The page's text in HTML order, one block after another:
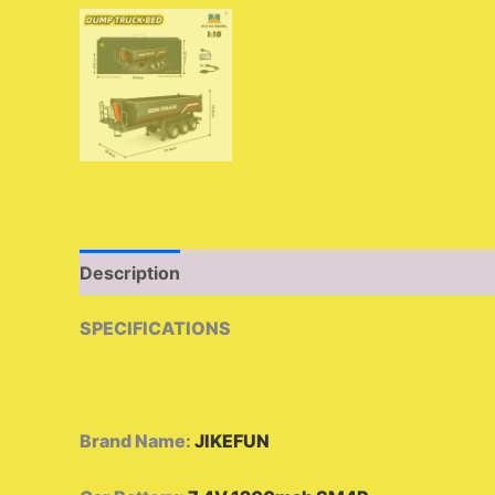
Description
SPECIFICATIONS
Brand Name: JIKEFUN